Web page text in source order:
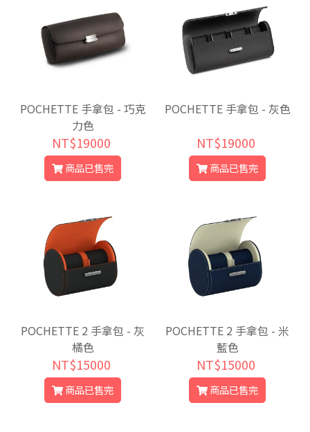
POCHETTE 手拿包 - 巧克
力色
NT$19000
商品已售完
POCHETTE 手拿包 - 灰色
NT$19000
商品已售完
POCHETTE 2 手拿包 - 灰
橘色
NT$15000
商品已售完
POCHETTE 2 手拿包 - 米
藍色
NT$15000
商品已售完